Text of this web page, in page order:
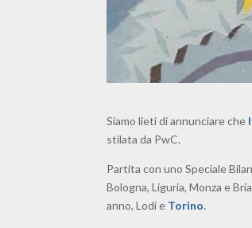
Siamo lieti di annunciare che
stilata da PwC.
Partita con uno Speciale
Bologna, Liguria, Monza e
anno, Lodi e Torino.